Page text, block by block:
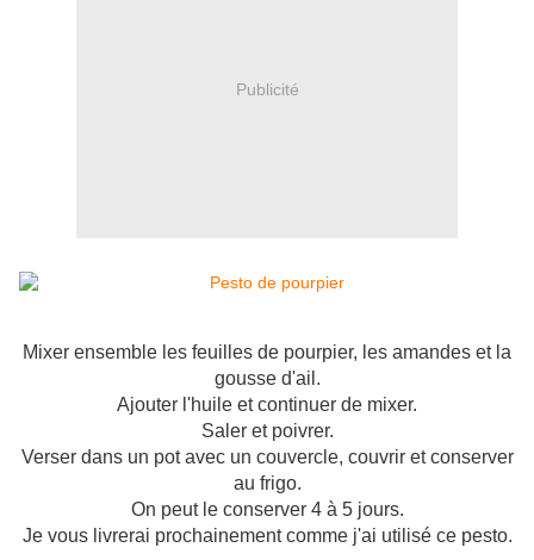
Publicité
Mixer ensemble les feuilles de pourpier, les amandes et la
gousse d'ail.
Ajouter l'huile et continuer de mixer.
Saler et poivrer.
Verser dans un pot avec un couvercle, couvrir et conserver
au frigo.
On peut le conserver 4 à 5 jours.
Je vous livrerai prochainement comme j'ai utilisé ce pesto.